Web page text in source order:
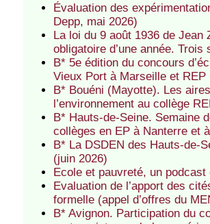
Évaluation des
Depp, mai 2026)
La loi du 9 août 1936 de Jean
obligatoire d’une année.
B* 5e édition du concours
Vieux Port à Marseille et
B* Bouéni (Mayotte). Les
l’environnement au collège
B* Hauts-de-Seine. Semaine
collèges en EP à Nanterre et
B* La DSDEN des Hauts-de-
(juin 2026)
Ecole et pauvreté, un podcast
Evaluation de l’apport des
formelle (appel d’offres du
B* Avignon. Participation du